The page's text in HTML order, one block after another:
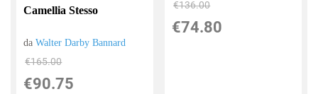
Camellia Stesso
daWalter Darby Bannard
€165.00
€90.75
€136.00
€74.80